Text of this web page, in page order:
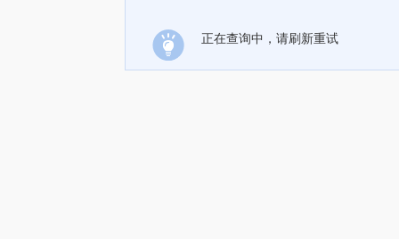
正在查询中，请刷新重试